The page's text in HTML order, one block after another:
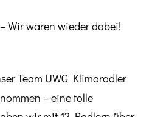
Wir waren wieder dabei!
Team UWG Klimaradler
– eine tolle